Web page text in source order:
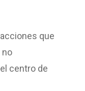
que
no
centro de